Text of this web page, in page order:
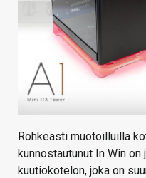
HAKU
Rohkeasti muotoilluilla
kunnostautunut In Win
kuutiokotelon, joka on